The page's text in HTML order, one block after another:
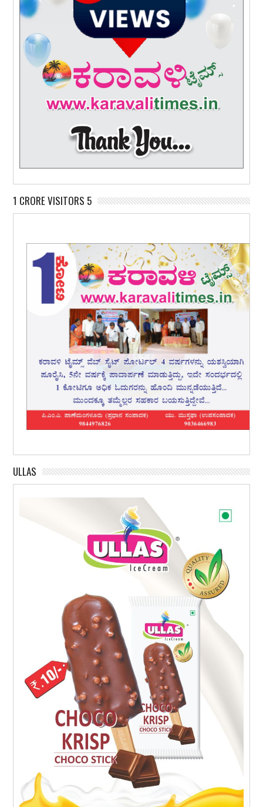
1 CRORE VISITORS 5
ULLAS